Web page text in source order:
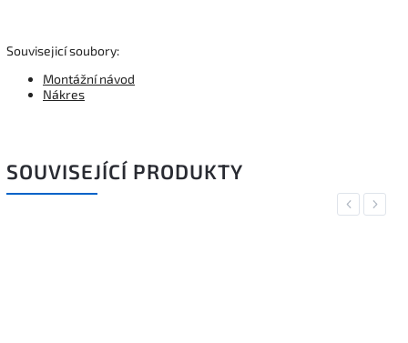
Souvisejicí soubory:
Montážní návod
Nákres
SOUVISEJÍCÍ PRODUKTY
Previous
Next